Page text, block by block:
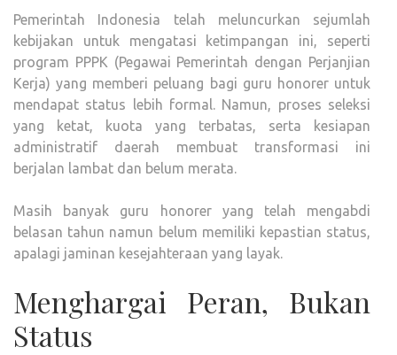
Pemerintah Indonesia telah meluncurkan sejumlah
kebijakan untuk mengatasi ketimpangan ini, seperti
program PPPK (Pegawai Pemerintah dengan Perjanjian
Kerja) yang memberi peluang bagi guru honorer untuk
mendapat status lebih formal. Namun, proses seleksi
yang ketat, kuota yang terbatas, serta kesiapan
administratif daerah membuat transformasi ini
berjalan lambat dan belum merata.
Masih banyak guru honorer yang telah mengabdi
belasan tahun namun belum memiliki kepastian status,
apalagi jaminan kesejahteraan yang layak.
Menghargai Peran, Bukan
Status